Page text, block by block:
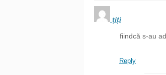
țiți
fiindcă s-au
Reply